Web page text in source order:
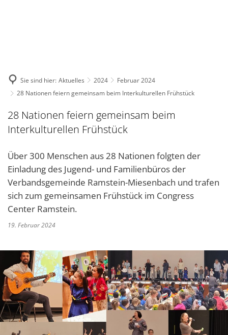
Sie sind hier: Aktuelles 2024
Februar 2024
28 Nationen feiern gemeinsam beim Interkulturellen Frühstück
28 Nationen feiern gemeinsam beim
Interkulturellen Frühstück
Über 300 Menschen aus 28 Nationen folgten der
Einladung des Jugend- und Familienbüros der
Verbandsgemeinde Ramstein-Miesenbach und trafen
sich zum gemeinsamen Frühstück im Congress
Center Ramstein.
19. Februar 2024